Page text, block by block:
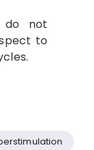
not
to